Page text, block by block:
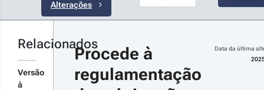
Alterações
alterando,
dos
de
e
detalhes
alterações
Relacionados
Versão
à
Procede à
regulamentação
Data da última